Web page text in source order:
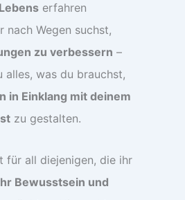
erfahren
nach Wegen suchst,
zu verbessern –
alles, was du brauchst,
in Einklang mit deinem
zu gestalten.
für all diejenigen, die ihr
Bewusstsein und